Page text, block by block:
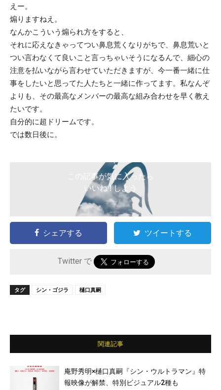
えー。
煽りますねえ。
なんかこういう煽られ方をすると、
それに応えなきゃってつい鼻息荒くなりがちで、鼻息荒いと
つい言わなくて良いこと言っちゃいそうになるんで、細心の
注意を払いながら言わせていただきますが、今一番一緒に仕
事をしたいと思ってた人たちと一緒に作ってます。私なんぞ
よりも、その最高なメンバーの最高な組み合わせを早く教え
たいです。
自分的に超ドリームです。
では数日後に。
この記事が気に入ったら
いいね ! しよう
シェアする ツイートする
Twitter で
タグ シン・ゴジラ 樋口真嗣
関連記事
庵野秀明×樋口真嗣『シン・ウルトラマン』特
報映像が解禁、特別ビジュアル2種も